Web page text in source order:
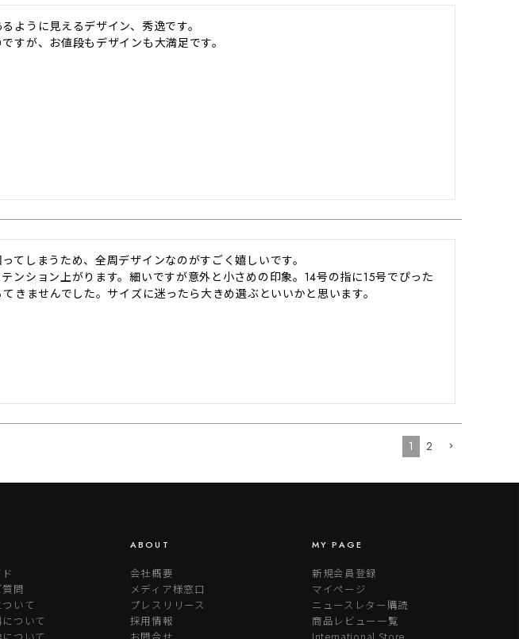
ように見えるデザイン、秀逸です。
すが、お値段もデザインも大満足です。
てしまうため、全周デザインなのがすごく嬉しいです。
ンション上がります。細いですが意外と小さめの印象。14号の指に15号でぴった
きませんでした。サイズに迷ったら大きめ選ぶといいかと思います。
1 2
問
いて
ついて
ABOUT
会社概要
メディア様窓口
プレスリリース
採用情報
MY PAGE
新規会員登録
マイページ
ニュースレター購読
商品レビュー一覧